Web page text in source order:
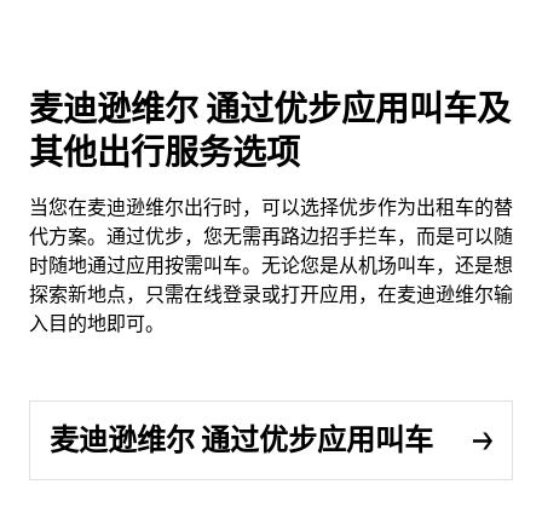
麦迪逊维尔 通过优步应用叫车及
其他出行服务选项
当您在麦迪逊维尔出行时，可以选择优步作为出租车的替
代方案。通过优步，您无需再路边招手拦车，而是可以随
时随地通过应用按需叫车。无论您是从机场叫车，还是想
探索新地点，只需在线登录或打开应用，在麦迪逊维尔输
入目的地即可。
麦迪逊维尔 通过优步应用叫车